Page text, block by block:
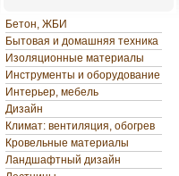
Бетон, ЖБИ
Бытовая и домашняя техника
Изоляционные материалы
Инструменты и оборудование
Интерьер, мебель
Дизайн
Климат: вентиляция, обогрев
Кровельные материалы
Ландшафтный дизайн